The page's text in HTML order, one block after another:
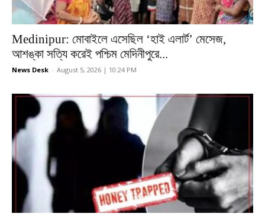
Medinipur: মোবাইলে এসেছিল ‘হাই এলার্ট’ মেসেজ,
আশঙ্কা সত্যি করেই পশ্চিম মেদিনীপুরে...
News Desk - August 5, 2026 | 10:24 PM